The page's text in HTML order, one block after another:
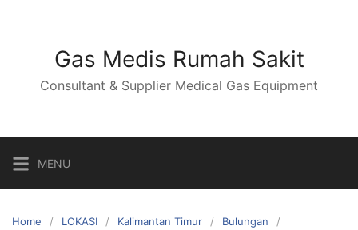
Gas Medis Rumah Sakit
Consultant & Supplier Medical Gas Equipment
MENU
Home LOKASI Kalimantan Timur
Bulungan